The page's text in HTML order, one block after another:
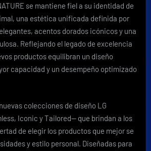
se mantiene fiel a su identidad de
una estética unificada definida por
acentos dorados icónicos y una
Reflejando el legado de excelencia
productos equilibran un diseño
capacidad y un desempeño optimizado
colecciones de diseño LG
Iconic y Tailored— que brindan a los
de elegir los productos que mejor se
y estilo personal. Diseñadas para